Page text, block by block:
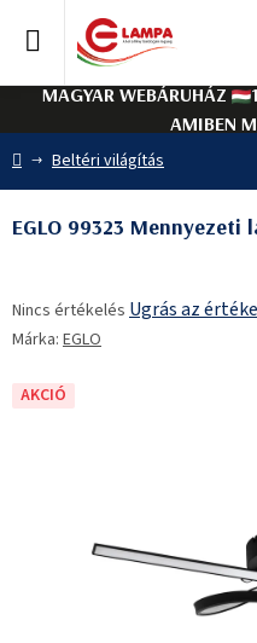
tartalomhoz
MAGYAR WEBÁRUHÁZ
AMIBEN
Kezdőlap
Beltéri világítás
EGLO 99323 Mennyezeti
termék
átlagos
5-
Nincs értékelés Ugrás az
Márka: EGLO
AKCIÓ